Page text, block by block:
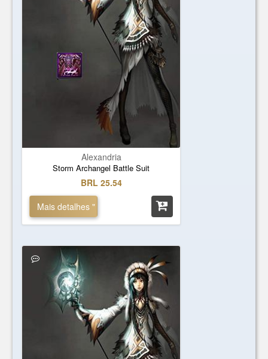
Alexandria
Storm Archangel Battle Suit
BRL 25.54
Mais detalhes "